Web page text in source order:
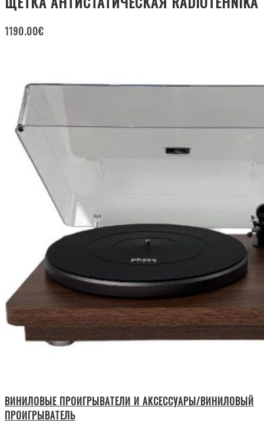
1190.00€
ВИНИЛОВЫЕ ПРОИГРЫВАТЕЛИ И АКСЕССУАРЫ/ВИНИЛОВЫЙ
ПРОИГРЫВАТЕЛЬ